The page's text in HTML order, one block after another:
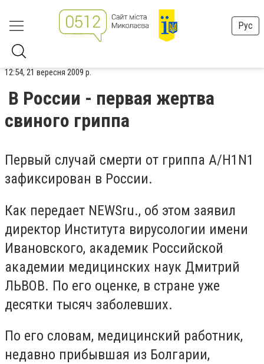
Рус
12:54, 21 вересня 2009 р.
В России - первая жертва
свиного гриппа
Первый случай смерти от гриппа A/H1N1
зафиксирован в России.
Как передает NEWSru., об этом заявил
директор Института вирусологии имени
Ивановского, академик Российской
академии медицинских наук Дмитрий
ЛЬВОВ. По его оценке, в стране уже
десятки тысяч заболевших.
По его словам, медицинский работник,
недавно прибывшая из Болгарии,